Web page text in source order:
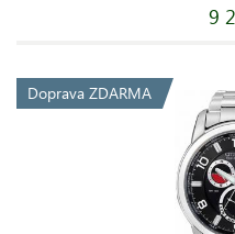
9
Doprava ZDARMA